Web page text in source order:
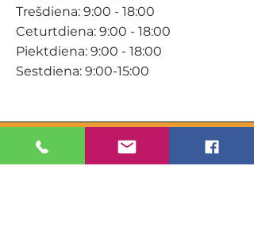
Trešdiena: 9:00 - 18:00
Ceturtdiena: 9:00 - 18:00
Piektdiena: 9:00 - 18:00
Sestdiena: 9:00-15:00
KONTAKTI